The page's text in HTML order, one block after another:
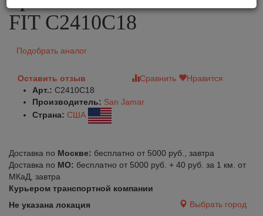
FIT C2410C18
Подобрать аналог
Оставить отзыв Сравнить
Нравится
Арт.: C2410C18
Производитель: San Jamar
Страна: США
Доставка по Москве: бесплатно от 5000 руб., завтра
Доставка по МО: бесплатно от 5000 руб. + 40 руб. за 1 км. от
МКаД, завтра
Курьером транспортной компании
Не указана локация
Выбрать город